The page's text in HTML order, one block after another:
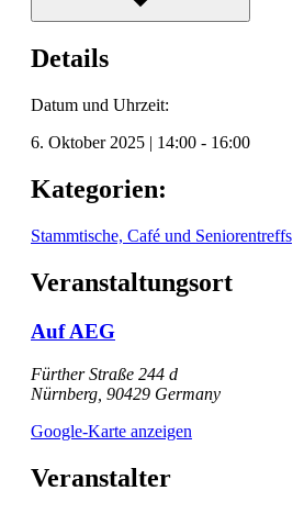
Details
Datum und Uhrzeit:
6. Oktober 2025 | 14:00 - 16:00
Kategorien:
Stammtische, Café und Seniorentreffs
Veranstaltungsort
Auf AEG
Fürther Straße 244 d
Nürnberg 90429 Germany
Google-Karte anzeigen
Veranstalter